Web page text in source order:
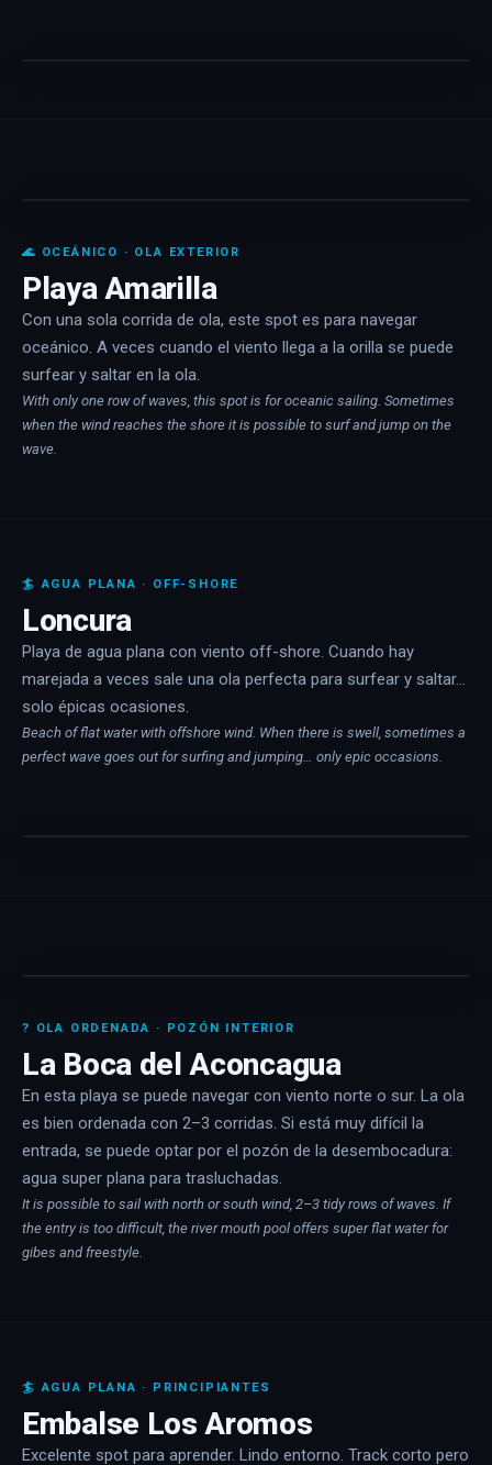
🌊 OCEÁNICO · OLA EXTERIOR
Playa Amarilla
Con una sola corrida de ola, este spot es para navegar
oceánico. A veces cuando el viento llega a la orilla se puede
surfear y saltar en la ola.
With only one row of waves, this spot is for oceanic sailing. Sometimes
when the wind reaches the shore it is possible to surf and jump on the
wave.
🏄 AGUA PLANA · OFF-SHORE
Loncura
Playa de agua plana con viento off-shore. Cuando hay
marejada a veces sale una ola perfecta para surfear y saltar…
solo épicas ocasiones.
Beach of flat water with offshore wind. When there is swell, sometimes a
perfect wave goes out for surfing and jumping… only epic occasions.
? OLA ORDENADA · POZÓN INTERIOR
La Boca del Aconcagua
En esta playa se puede navegar con viento norte o sur. La ola
es bien ordenada con 2–3 corridas. Si está muy difícil la
entrada, se puede optar por el pozón de la desembocadura:
agua super plana para trasluchadas.
It is possible to sail with north or south wind, 2–3 tidy rows of waves. If
the entry is too difficult, the river mouth pool offers super flat water for
gibes and freestyle.
🏄 AGUA PLANA · PRINCIPIANTES
Embalse Los Aromos
Excelente spot para aprender. Lindo entorno. Track corto pero